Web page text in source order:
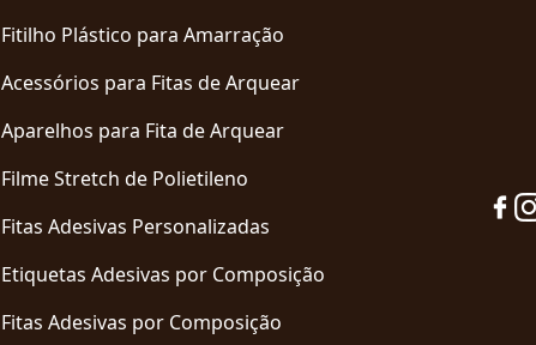
Fitilho Plástico para Amarração
Acessórios para Fitas de Arquear
Aparelhos para Fita de Arquear
Filme Stretch de Polietileno
Fitas Adesivas Personalizadas
Etiquetas Adesivas por Composição
Fitas Adesivas por Composição